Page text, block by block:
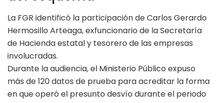
La FGR identificó la participación de Carlos Gerardo
Hermosillo Arteaga, exfuncionario de la Secretaría
de Hacienda estatal y tesorero de las empresas
involucradas.
Durante la audiencia, el Ministerio Público expuso
más de 120 datos de prueba para acreditar la forma
en que operó el presunto desvío durante el periodo